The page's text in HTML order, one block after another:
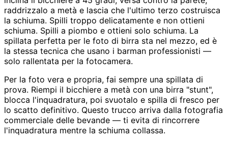
raddrizzalo a metà e lascia che l'ultimo terzo costruisca
la schiuma. Spilli troppo delicatamente e non ottieni
schiuma. Spilli a piombo e ottieni solo schiuma. La
spillata perfetta per le foto di birra sta nel mezzo, ed è
la stessa tecnica che usano i barman professionisti —
solo rallentata per la fotocamera.
Per la foto vera e propria, fai sempre una spillata di
prova. Riempi il bicchiere a metà con una birra "stunt",
blocca l'inquadratura, poi svuotalo e spilla di fresco per
lo scatto definitivo. Questo trucco arriva dalla fotografia
commerciale delle bevande — ti evita di rincorrere
l'inquadratura mentre la schiuma collassa.